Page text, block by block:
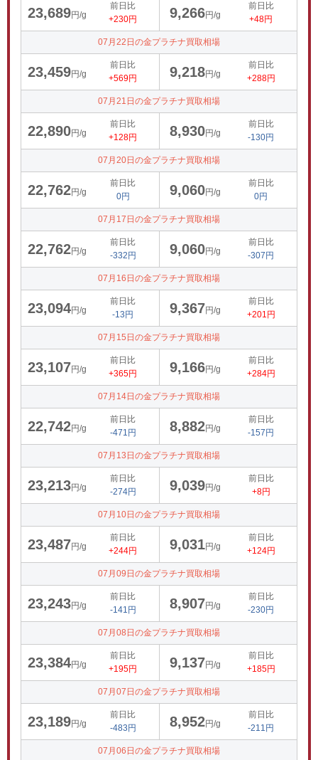
23,689円/g
前日比
+230円
9,266円/g
前日比
+48円
07月22日の金プラチナ買取相場
23,459円/g
前日比
+569円
9,218円/g
前日比
+288円
07月21日の金プラチナ買取相場
22,890円/g
前日比
+128円
8,930円/g
前日比
-130円
07月20日の金プラチナ買取相場
22,762円/g
前日比
0円
9,060円/g
前日比
0円
07月17日の金プラチナ買取相場
22,762円/g
前日比
-332円
9,060円/g
前日比
-307円
07月16日の金プラチナ買取相場
23,094円/g
前日比
-13円
9,367円/g
前日比
+201円
07月15日の金プラチナ買取相場
23,107円/g
前日比
+365円
9,166円/g
前日比
+284円
07月14日の金プラチナ買取相場
22,742円/g
前日比
-471円
8,882円/g
前日比
-157円
07月13日の金プラチナ買取相場
23,213円/g
前日比
-274円
9,039円/g
前日比
+8円
07月10日の金プラチナ買取相場
23,487円/g
前日比
+244円
9,031円/g
前日比
+124円
07月09日の金プラチナ買取相場
23,243円/g
前日比
-141円
8,907円/g
前日比
-230円
07月08日の金プラチナ買取相場
23,384円/g
前日比
+195円
9,137円/g
前日比
+185円
07月07日の金プラチナ買取相場
23,189円/g
前日比
-483円
8,952円/g
前日比
-211円
07月06日の金プラチナ買取相場